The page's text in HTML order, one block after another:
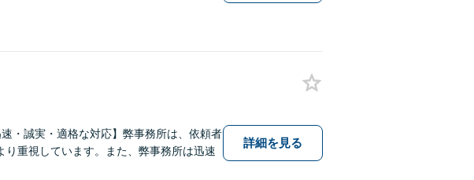
・誠実・適格な対応】弊事務所は、依頼者
重視しています。また、弊事務所は迅速
詳細を見る